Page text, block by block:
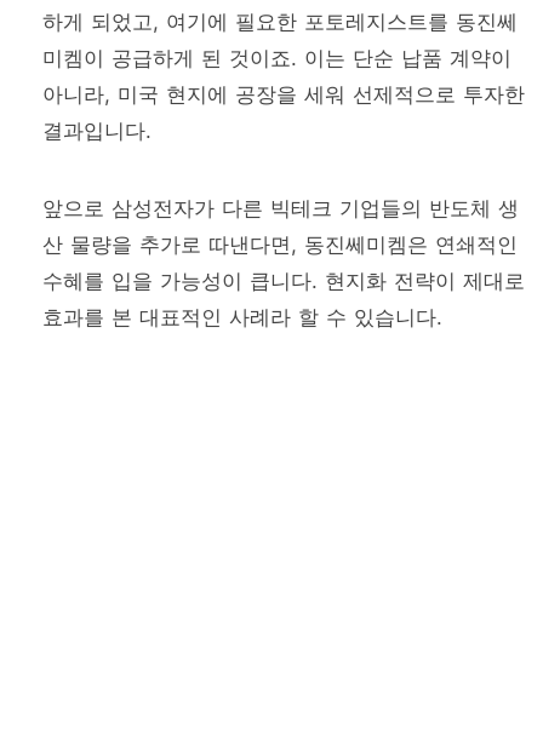
하게 되었고, 여기에 필요한 포토레지스트를 동진쎄
미켐이 공급하게 된 것이죠. 이는 단순 납품 계약이
아니라, 미국 현지에 공장을 세워 선제적으로 투자한
결과입니다.
앞으로 삼성전자가 다른 빅테크 기업들의 반도체 생
산 물량을 추가로 따낸다면, 동진쎄미켐은 연쇄적인
수혜를 입을 가능성이 큽니다. 현지화 전략이 제대로
효과를 본 대표적인 사례라 할 수 있습니다.